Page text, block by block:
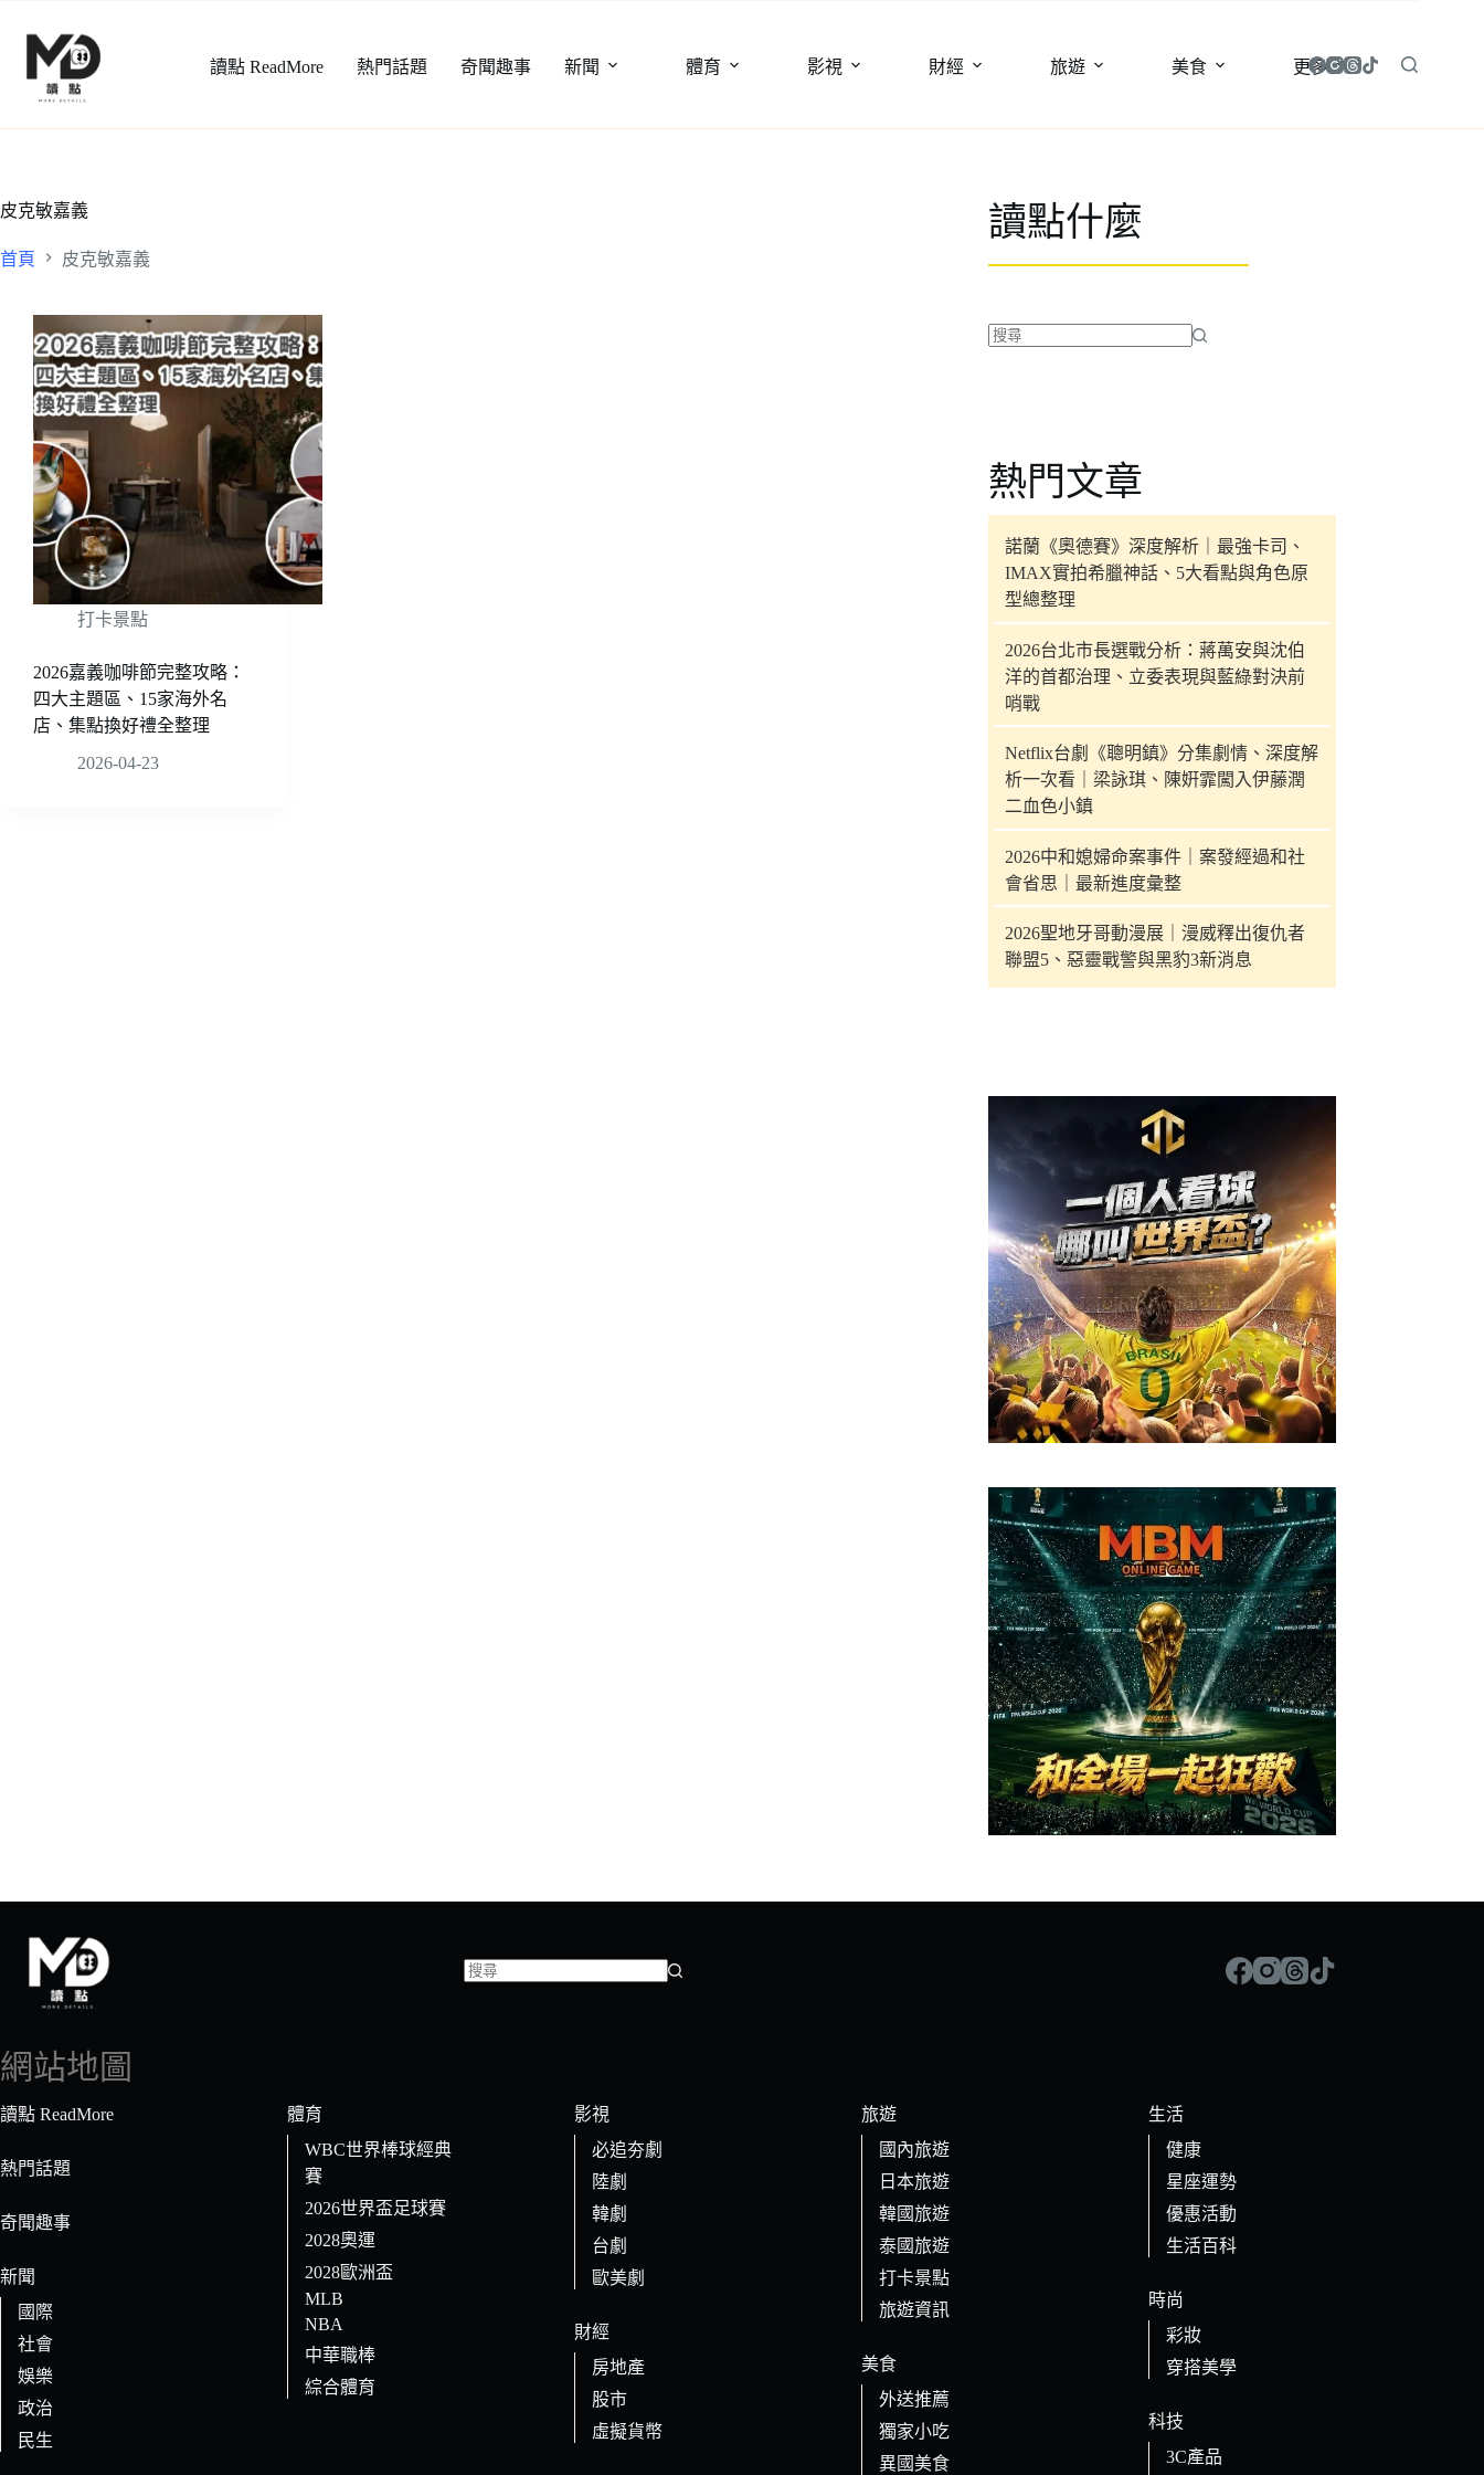
讀點 ReadMore 熱門話題 奇聞趣事 新聞 體育 影視 財經 旅遊 美食 更多
皮克敏嘉義
首頁 皮克敏嘉義
打卡景點
2026嘉義咖啡節完整攻略：
四大主題區、15家海外名
店、集點換好禮全整理
2026-04-23
讀點什麼
合
條
件
的
結
熱門文章
諾蘭《奧德賽》深度解析｜最強卡司、
IMAX實拍希臘神話、5大看點與角色原
型總整理
2026台北市長選戰分析：蔣萬安與沈伯
洋的首都治理、立委表現與藍綠對決前
哨戰
Netflix台劇《聰明鎮》分集劇情、深度解
析一次看｜梁詠琪、陳姸霏闖入伊藤潤
二血色小鎮
2026中和媳婦命案事件｜案發經過和社
會省思｜最新進度彙整
2026聖地牙哥動漫展｜漫威釋出復仇者
聯盟5、惡靈戰警與黑豹3新消息
網站地圖
讀點 ReadMore
熱門話題
奇聞趣事
新聞
國際
社會
娛樂
政治
民生
體育
WBC世界棒球經典
賽
2026世界盃足球賽
2028奧運
2028歐洲盃
MLB
NBA
中華職棒
綜合體育
影視
必追夯劇
陸劇
韓劇
台劇
歐美劇
財經
房地產
股市
虛擬貨幣
旅遊
國內旅遊
日本旅遊
韓國旅遊
泰國旅遊
打卡景點
旅遊資訊
美食
外送推薦
獨家小吃
異國美食
生活
健康
星座運勢
優惠活動
生活百科
時尚
彩妝
穿搭美學
科技
3C產品